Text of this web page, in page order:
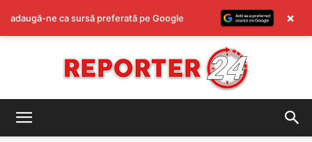
adaugă-ne ca sursă preferată pe Google ×